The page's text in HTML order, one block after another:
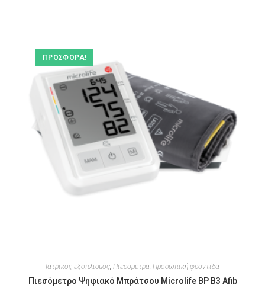
ΠΡΟΣΦΟΡΆ!
Ιατρικός εξοπλισμός Πιεσόμετρα Προσωπική φροντίδα
Πιεσόμετρο Ψηφιακό Μπράτσου Microlife BP B3 Afib